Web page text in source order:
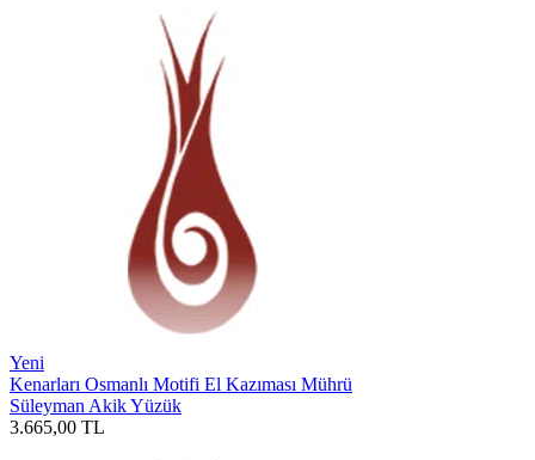
Yeni
Kenarları Osmanlı Motifi El Kazıması Mührü
Süleyman Akik Yüzük
3.665,00 TL